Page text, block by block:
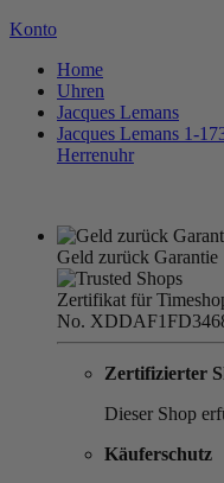
Konto
Home
Uhren
Jacques Lemans
Jacques Lemans 1-
Herrenuhr
Geld zurück Garantie
Zertifikat für
No.
Zertifizierter
Dieser Shop
Käuferschutz